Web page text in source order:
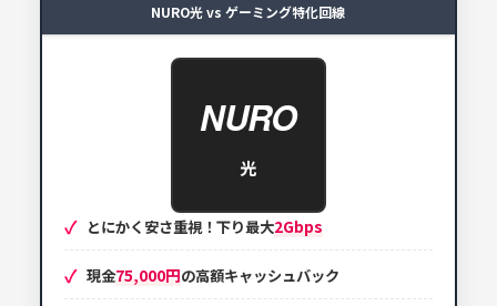
NURO光 vs ゲーミング特化回線
NURO
光
とにかく安さ重視！下り最大2Gbps
現金75,000円の高額キャッシュバック